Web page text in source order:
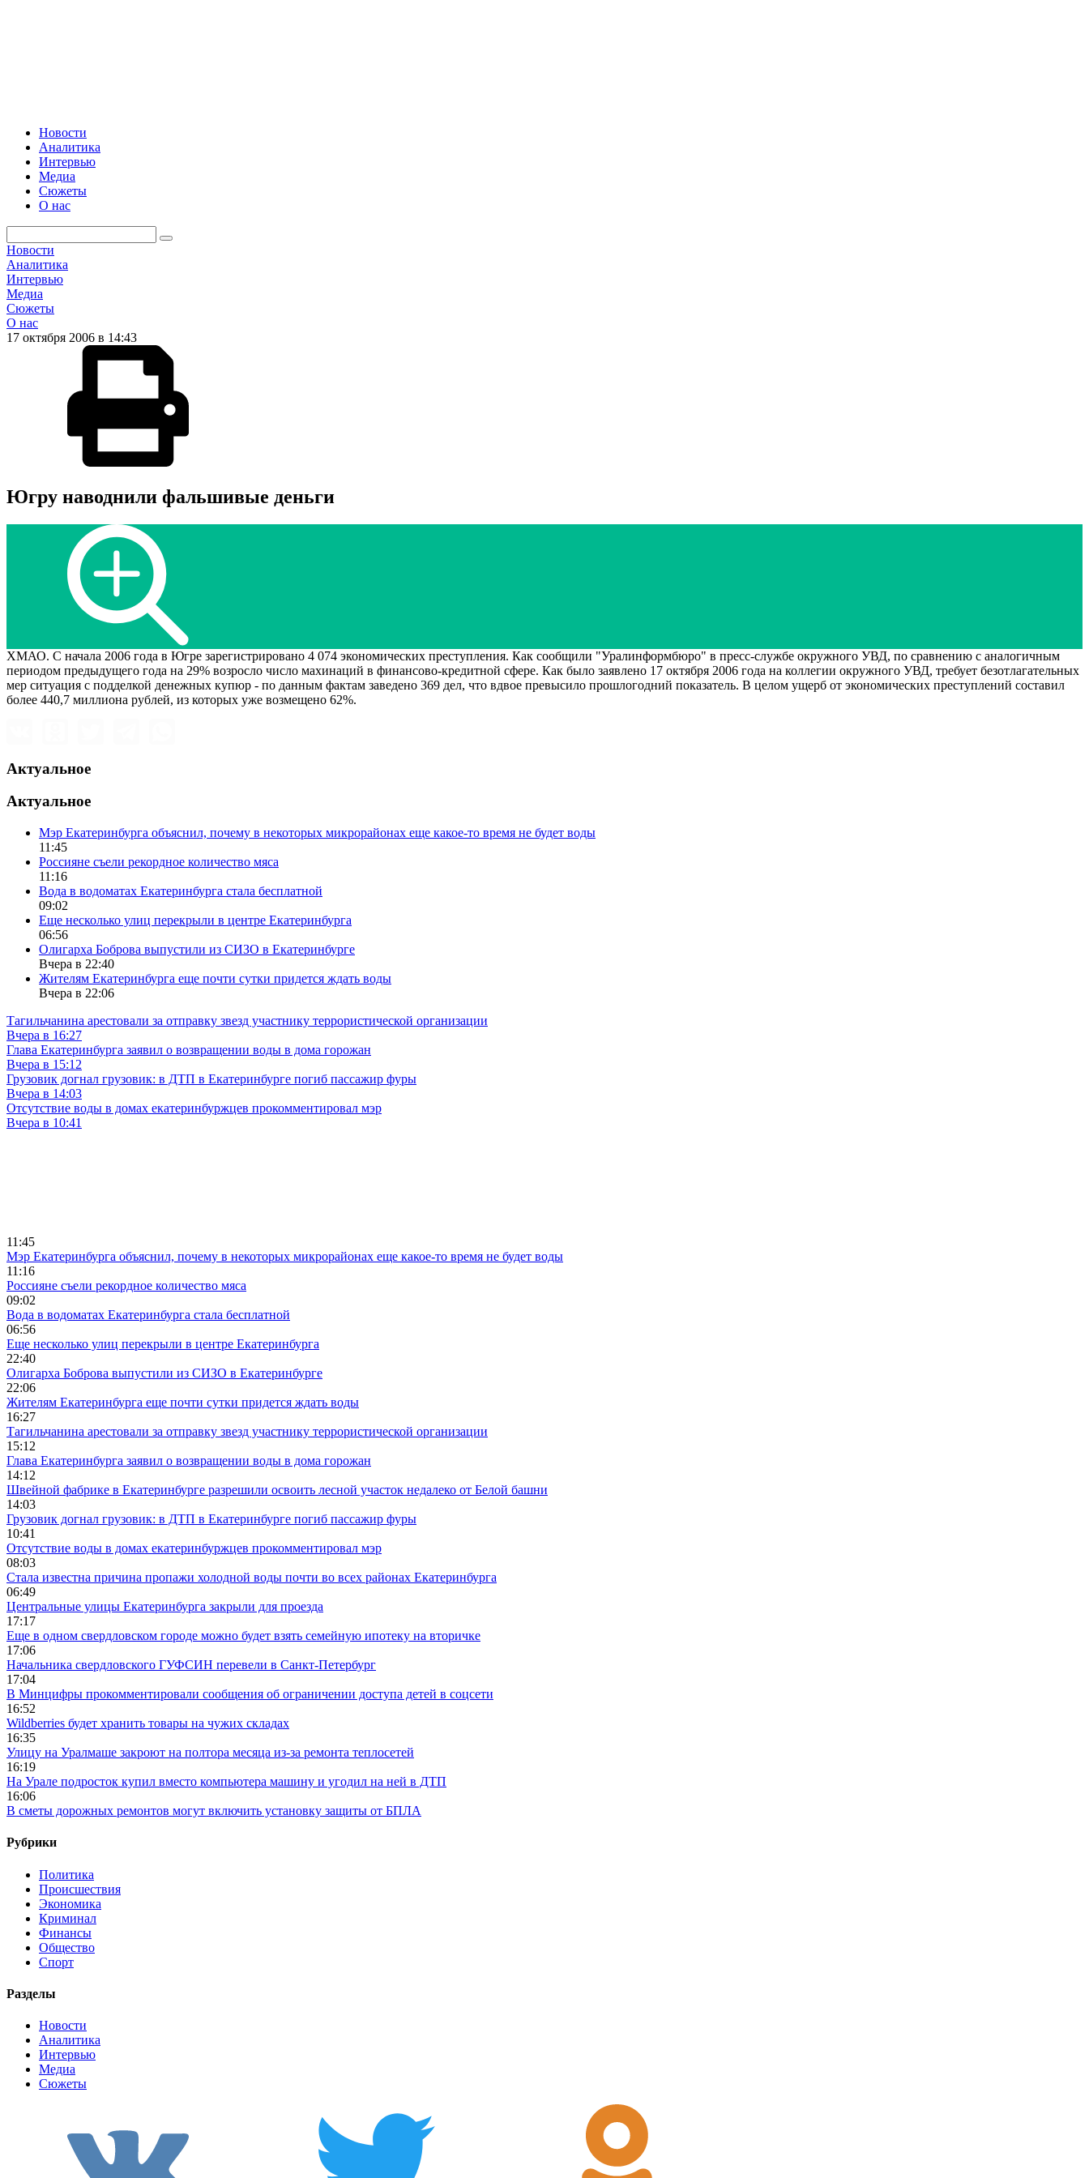
Новости
Аналитика
Интервью
Медиа
Сюжеты
О нас
Новости
Аналитика
Интервью
Медиа
Сюжеты
О нас
17 октября 2006 в 14:43
Югру наводнили фальшивые деньги
ХМАО. С начала 2006 года в Югре зарегистрировано 4 074 экономических преступления. Как сообщили "Уралинформбюро" в пресс-службе окружного УВД, по сравнению с аналогичным
периодом предыдущего года на 29% возросло число махинаций в финансово-кредитной сфере. Как было заявлено 17 октября 2006 года на коллегии окружного УВД, требует безотлагательных
мер ситуация с подделкой денежных купюр - по данным фактам заведено 369 дел, что вдвое превысило прошлогодний показатель. В целом ущерб от экономических преступлений составил
более 440,7 миллиона рублей, из которых уже возмещено 62%.
Актуальное
Актуальное
Мэр Екатеринбурга объяснил, почему в некоторых микрорайонах еще какое-то время не будет воды
11:45
Россияне съели рекордное количество мяса
11:16
Вода в водоматах Екатеринбурга стала бесплатной
09:02
Еще несколько улиц перекрыли в центре Екатеринбурга
06:56
Олигарха Боброва выпустили из СИЗО в Екатеринбурге
Вчера в 22:40
Жителям Екатеринбурга еще почти сутки придется ждать воды
Вчера в 22:06
Тагильчанина арестовали за отправку звезд участнику террористической организации
Вчера в 16:27
Глава Екатеринбурга заявил о возвращении воды в дома горожан
Вчера в 15:12
Грузовик догнал грузовик: в ДТП в Екатеринбурге погиб пассажир фуры
Вчера в 14:03
Отсутствие воды в домах екатеринбуржцев прокомментировал мэр
Вчера в 10:41
11:45
Мэр Екатеринбурга объяснил, почему в некоторых микрорайонах еще какое-то время не будет воды
11:16
Россияне съели рекордное количество мяса
09:02
Вода в водоматах Екатеринбурга стала бесплатной
06:56
Еще несколько улиц перекрыли в центре Екатеринбурга
22:40
Олигарха Боброва выпустили из СИЗО в Екатеринбурге
22:06
Жителям Екатеринбурга еще почти сутки придется ждать воды
16:27
Тагильчанина арестовали за отправку звезд участнику террористической организации
15:12
Глава Екатеринбурга заявил о возвращении воды в дома горожан
14:12
Швейной фабрике в Екатеринбурге разрешили освоить лесной участок недалеко от Белой башни
14:03
Грузовик догнал грузовик: в ДТП в Екатеринбурге погиб пассажир фуры
10:41
Отсутствие воды в домах екатеринбуржцев прокомментировал мэр
08:03
Стала известна причина пропажи холодной воды почти во всех районах Екатеринбурга
06:49
Центральные улицы Екатеринбурга закрыли для проезда
17:17
Еще в одном свердловском городе можно будет взять семейную ипотеку на вторичке
17:06
Начальника свердловского ГУФСИН перевели в Санкт-Петербург
17:04
В Минцифры прокомментировали сообщения об ограничении доступа детей в соцсети
16:52
Wildberries будет хранить товары на чужих складах
16:35
Улицу на Уралмаше закроют на полтора месяца из-за ремонта теплосетей
16:19
На Урале подросток купил вместо компьютера машину и угодил на ней в ДТП
16:06
В сметы дорожных ремонтов могут включить установку защиты от БПЛА
Рубрики
Политика
Происшествия
Экономика
Криминал
Финансы
Общество
Спорт
Разделы
Новости
Аналитика
Интервью
Медиа
Сюжеты